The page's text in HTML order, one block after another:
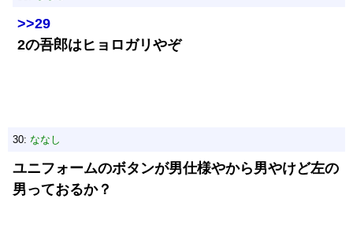
>>29
2の吾郎はヒョロガリやぞ
30: ななし
ユニフォームのボタンが男仕様やから男やけど左の
男っておるか？